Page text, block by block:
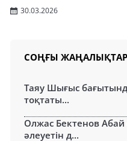
30.03.2026
СОҢҒЫ ЖАҢАЛЫҚТАР
Таяу Шығыс
тоқтаты...
Олжас Бектенов
әлеуетін д...